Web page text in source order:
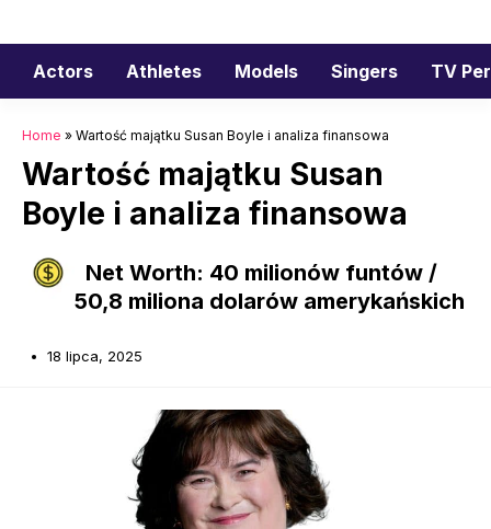
do
treściActors Athletes Models Singers TV
Home » Wartość majątku Susan Boyle i analiza finansowa
Wartość majątku Susan
Boyle i analiza finansowa
Net Worth: 40 milionów funtów /
50,8 miliona dolarów amerykańskich
18 lipca, 2025